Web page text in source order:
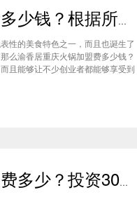
渝香居重庆火锅加盟费多少钱？根据所在城市进行规划非常合适创业
性的美食特色之一，而且也诞生了
么渝香居重庆火锅加盟费多少钱？
且能够让不少创业者都能够享受到
适的创业项目。重庆是一个美食遍
北家姓转转小火锅加盟费多少？投资30万一家网红火锅店就属于你